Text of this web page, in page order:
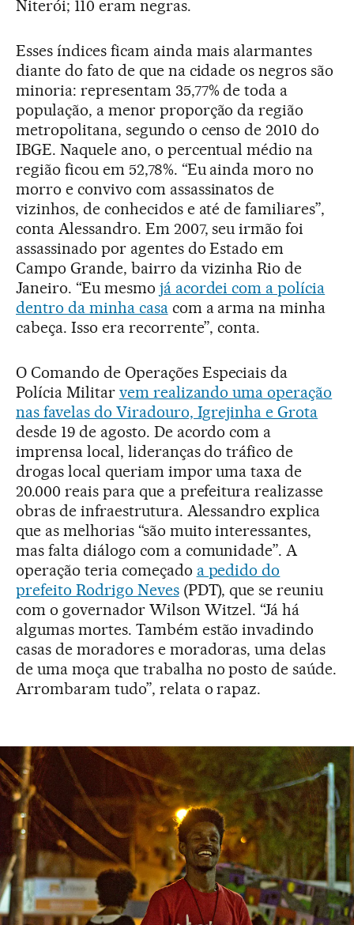
Niterói; 110 eram negras.
Esses índices ficam ainda mais alarmantes
diante do fato de que na cidade os negros são
minoria: representam 35,77% de toda a
população, a menor proporção da região
metropolitana, segundo o censo de 2010 do
IBGE. Naquele ano, o percentual médio na
região ficou em 52,78%. “Eu ainda moro no
morro e convivo com assassinatos de
vizinhos, de conhecidos e até de familiares”,
conta Alessandro. Em 2007, seu irmão foi
assassinado por agentes do Estado em
Campo Grande, bairro da vizinha Rio de
Janeiro. “Eu mesmo já acordei com a polícia
dentro da minha casacom a arma na minha
cabeça. Isso era recorrente”, conta.
O Comando de Operações Especiais da
Polícia Militar vem realizando uma operação
nas favelas do Viradouro, Igrejinha e Grota
desde 19 de agosto. De acordo com a
imprensa local, lideranças do tráfico de
drogas local queriam impor uma taxa de
20.000 reais para que a prefeitura realizasse
obras de infraestrutura. Alessandro explica
que as melhorias “são muito interessantes,
mas falta diálogo com a comunidade”. A
operação teria começado a pedido do
prefeito Rodrigo Neves(PDT), que se reuniu
com o governador Wilson Witzel. “Já há
algumas mortes. Também estão invadindo
casas de moradores e moradoras, uma delas
de uma moça que trabalha no posto de saúde.
Arrombaram tudo”, relata o rapaz.